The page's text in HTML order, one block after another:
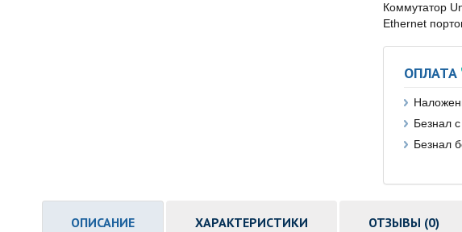
Коммутатор
Ethernet
ОПЛАТА
Безнал
Безнал
ОПИСАНИЕ ХАРАКТЕРИСТИКИ ОТЗЫВЫ (0)